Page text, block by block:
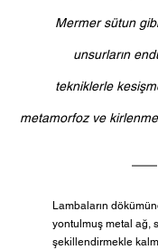
Mermer sütun
unsurların
tekniklerle
metamorfoz ve
Lambaların
yontulmuş metal ağ,
şekillendirmekle